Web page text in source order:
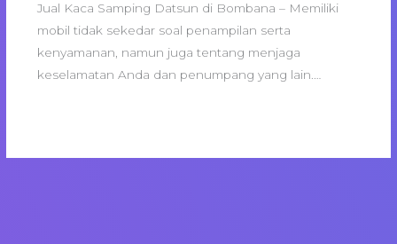
Jual Kaca Samping Datsun di Bombana – Memiliki
mobil tidak sekedar soal penampilan serta
kenyamanan, namun juga tentang menjaga
keselamatan Anda dan penumpang yang lain.…